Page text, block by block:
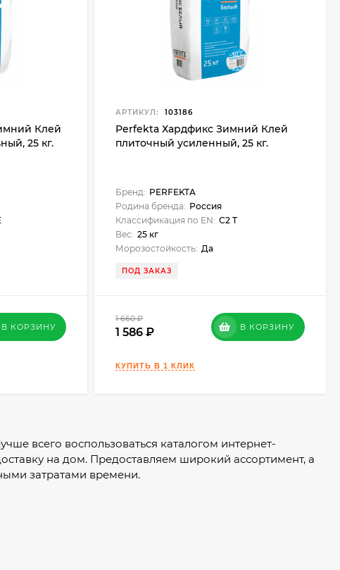
Клей
25 кг.
В КОРЗИНУ
АРТИКУЛ: 103186
Perfekta Хардфикс Зимний Клей
плиточный усиленный, 25 кг.
Бренд: PERFEKTA
Родина бренда: Россия
Классификация по EN: C2 T
Вес: 25 кг
Морозостойкость: Да
ПОД ЗАКАЗ
1 660 ₽
1 586 В КОРЗИНУ
всего воспользоваться каталогом интернет-
на дом. Предоставляем широкий ассортимент, а
затратами времени.